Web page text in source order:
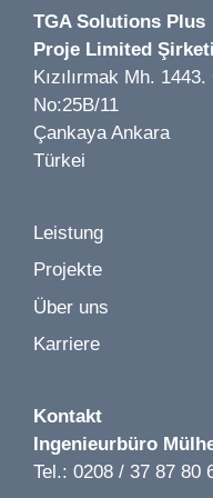
Wipperaue -
L'Osteria Restaurant
Bild
Getränkemarkt
Bild 1
Gymnasium Berlin | LP
TGA Solutions Plus
Proje Limited Şirketi
Kızılırmak Mh. 1443.
No:25B/11
Çankaya Ankara
Türkei
Leistung
Projekte
Über uns
Karriere
Kontakt
Ingenieurbüro
Tel.: 0208 / 37 87 80